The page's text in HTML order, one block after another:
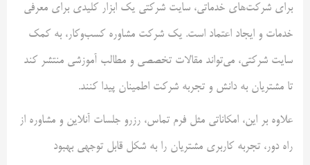
برای شرکت‌های خدماتی، سایت شرکتی یک ابزار کلیدی برای معرفی
خدمات و ایجاد اعتماد است. یک شرکت مشاوره کسب‌وکار، به کمک
سایت شرکتی، می‌تواند مقالات تخصصی و مطالب آموزشی منتشر کند
تا مشتریان به دانش و تجربه شرکت اطمینان پیدا کنند.
علاوه بر این، امکاناتی مثل فرم تماس، رزرو جلسات آنلاین و مشاوره از
راه دور، تجربه کاربری مشتریان را به شکل قابل توجهی بهبود